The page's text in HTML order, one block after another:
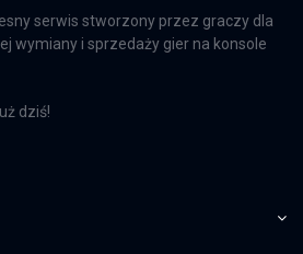
serwis stworzony przez graczy dla
wymiany i sprzedaży gier na konsole
dziś!